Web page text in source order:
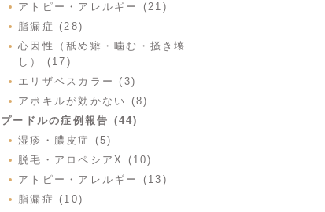
アトピー・アレルギー (21)
脂漏症 (28)
心因性（舐め癖・噛む・掻き壊
し） (17)
エリザベスカラー (3)
アポキルが効かない (8)
プードルの症例報告 (44)
湿疹・膿皮症 (5)
脱毛・アロペシアX (10)
アトピー・アレルギー (13)
脂漏症 (10)